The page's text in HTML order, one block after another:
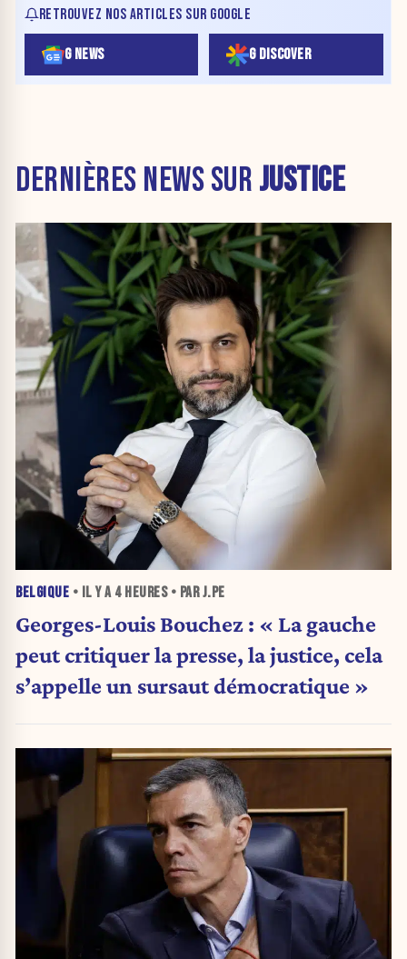
RETROUVEZ NOS ARTICLES SUR GOOGLE
G NEWS G DISCOVER
DERNIÈRES NEWS SUR JUSTICE
BELGIQUE • IL Y A 4 HEURES• PAR J.PE
Georges-Louis Bouchez : « La gauche
peut critiquer la presse, la justice, cela
s’appelle un sursaut démocratique »